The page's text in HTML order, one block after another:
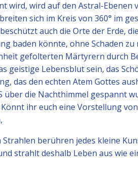
wird auf den Astral-Ebenen
sich im Kreis von 360° im
auch die Orte der Erde,
baden könnte, ohne Schaden
gefolterten Märtyrern durch
Lebensblut sein, das
den echten Atem Gottes
über die Nachthimmel gespannt
ihr euch eine Vorstellung
berühren jedes kleine
strahlt deshalb Leben aus wie